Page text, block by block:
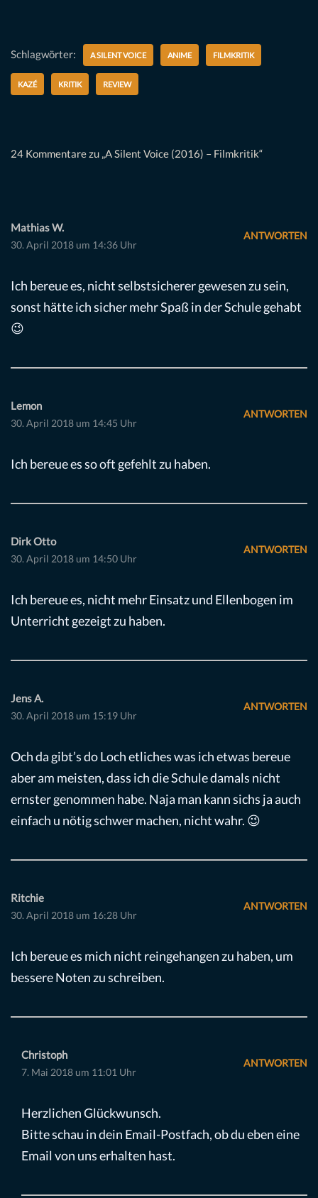
Schlagwörter: A SILENT VOICE ANIME FILMKRITIK
KAZÉ KRITIK REVIEW
24 Kommentare zu „A Silent Voice (2016) – Filmkritik“
Mathias W.
30. April 2018 um 14:36 Uhr
ANTWORTEN
Ich bereue es, nicht selbstsicherer gewesen zu sein,
sonst hätte ich sicher mehr Spaß in der Schule gehabt
😉
Lemon
30. April 2018 um 14:45 Uhr
ANTWORTEN
Ich bereue es so oft gefehlt zu haben.
Dirk Otto
30. April 2018 um 14:50 Uhr
ANTWORTEN
Ich bereue es, nicht mehr Einsatz und Ellenbogen im
Unterricht gezeigt zu haben.
Jens A.
30. April 2018 um 15:19 Uhr
ANTWORTEN
Och da gibt’s do Loch etliches was ich etwas bereue
aber am meisten, dass ich die Schule damals nicht
ernster genommen habe. Naja man kann sichs ja auch
einfach u nötig schwer machen, nicht wahr. 😉
Ritchie
30. April 2018 um 16:28 Uhr
ANTWORTEN
Ich bereue es mich nicht reingehangen zu haben, um
bessere Noten zu schreiben.
Christoph
7. Mai 2018 um 11:01 Uhr
ANTWORTEN
Herzlichen Glückwunsch.
Bitte schau in dein Email-Postfach, ob du eben eine
Email von uns erhalten hast.